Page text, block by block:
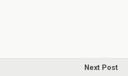
Next Post